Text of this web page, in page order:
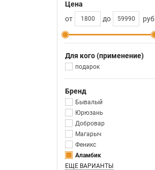
Цена
от
до руб
Для кого (применение)
подарок
Бренд
Бывалый
Юрюзань
Добровар
Магарыч
Феникс
Аламбик
ЕЩЕ ВАРИАНТЫ